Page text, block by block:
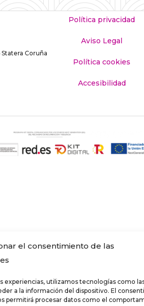
el consentimiento de las
experiencias, utilizamos tecnologías como
a la información del dispositivo. El
permitirá procesar datos como el
Coruña
Política privacidad
Aviso Legal
Política cookies
Accesibilidad